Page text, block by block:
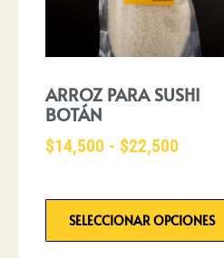
ARROZ PARA SUSHI
BOTÁN
$14,500 - $22,500
SELECCIONAR OPCIONES